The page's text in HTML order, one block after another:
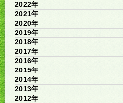
2022年
2021年
2020年
2019年
2018年
2017年
2016年
2015年
2014年
2013年
2012年